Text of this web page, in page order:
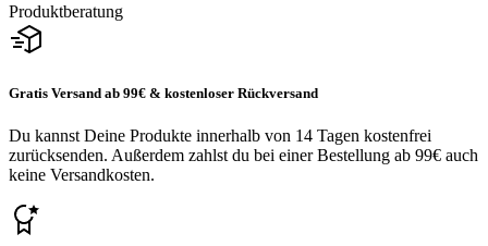
Produktberatung
Gratis Versand ab 99€ & kostenloser Rückversand
Du kannst Deine Produkte innerhalb von 14 Tagen kostenfrei
zurücksenden. Außerdem zahlst du bei einer Bestellung ab 99€ auch
keine Versandkosten.